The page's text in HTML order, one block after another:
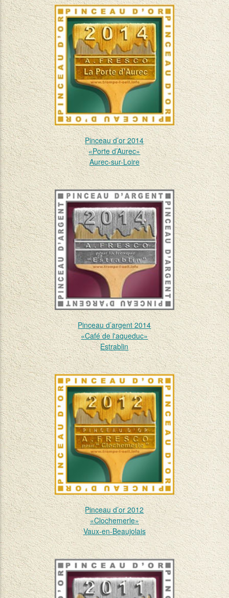
Pinceau d’or 2014
«Porte d’Aurec»
Aurec-sur-Loire
Pinceau d’argent 2014
«Café de l'aqueduc»
Estrablin
Pinceau d’or 2012
«Clochemerle»
Vaux-en-Beaujolais